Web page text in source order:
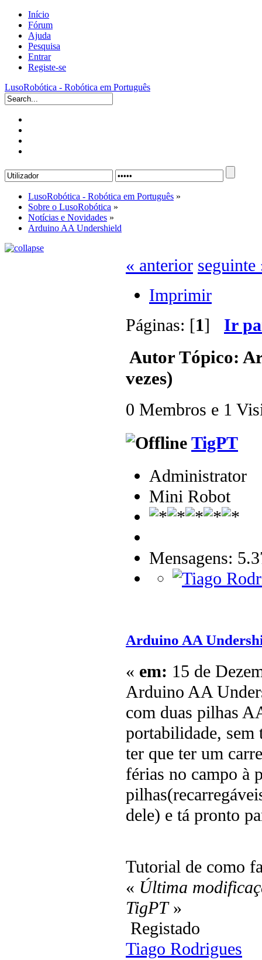
Início
Fórum
Ajuda
Pesquisa
Entrar
Registe-se
LusoRobótica - Robótica em Português
LusoRobótica - Robótica em Português »
Sobre o LusoRobótica »
Notícias e Novidades »
Arduino AA Undershield
« anterior seguinte
Imprimir
Páginas: [1] Ir
AutorTópico:
vezes)
0 Membros e 1
TigPT
Administrator
Mini Robot
Mensagens:
Arduino AA
« em: 15 de
Arduino AA
com duas pilhas
portabilidade, sem
ter que ter um
férias no campo à
dele) e tá pronto
Tutorial de como
« Última
TigPT»
Registado
Tiago Rodrigues